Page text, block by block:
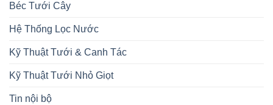
Béc Tưới Cây
Hệ Thống Lọc Nước
Kỹ Thuật Tưới & Canh Tác
Kỹ Thuật Tưới Nhỏ Giọt
Tin nội bộ